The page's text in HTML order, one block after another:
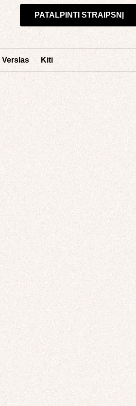
PATALPINTI STRAIPSNĮ
Verslas Kiti